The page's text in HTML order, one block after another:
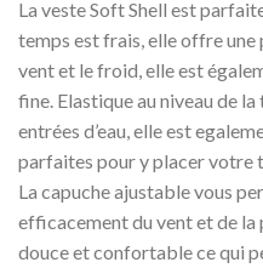
La veste Soft Shell est
temps est frais, elle offre
vent et le froid, elle est
fine. Elastique au niveau de
entrées d’eau, elle est
parfaites pour y placer votre
La capuche ajustable vous
efficacement du vent et de la
douce et confortable ce qui